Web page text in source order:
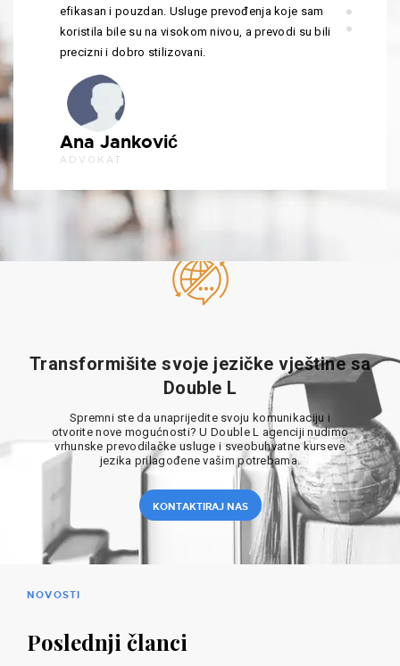
efikasan i pouzdan. Usluge prevođenja koje sam
koristila bile su na visokom nivou, a prevodi su bili
precizni i dobro stilizovani.
Ana Janković
ADVOKAT
Transformišite svoje jezičke vještine sa
Double L
Spremni ste da unaprijedite svoju komunikaciju i
otvorite nove mogućnosti? U Double L agenciji nudimo
vrhunske prevodilačke usluge i sveobuhvatne kurseve
jezika prilagođene vašim potrebama.
KONTAKTIRAJ NAS
NOVOSTI
Poslednji članci